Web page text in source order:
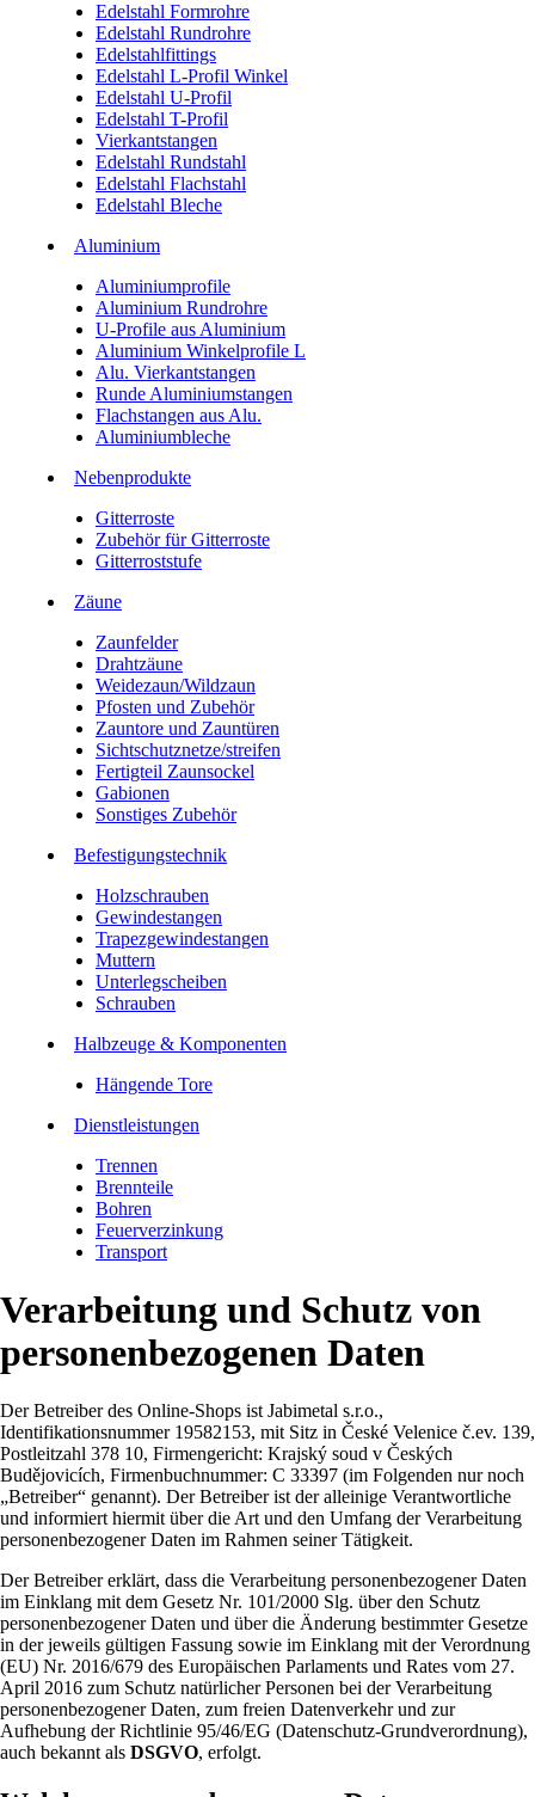
Edelstahl Formrohre
Edelstahl Rundrohre
Edelstahlfittings
Edelstahl L-Profil Winkel
Edelstahl U-Profil
Edelstahl T-Profil
Vierkantstangen
Edelstahl Rundstahl
Edelstahl Flachstahl
Edelstahl Bleche
Aluminium
Aluminiumprofile
Aluminium Rundrohre
U-Profile aus Aluminium
Aluminium Winkelprofile L
Alu. Vierkantstangen
Runde Aluminiumstangen
Flachstangen aus Alu.
Aluminiumbleche
Nebenprodukte
Gitterroste
Zubehör für Gitterroste
Gitterroststufe
Zäune
Zaunfelder
Drahtzäune
Weidezaun/Wildzaun
Pfosten und Zubehör
Zauntore und Zauntüren
Sichtschutznetze/streifen
Fertigteil Zaunsockel
Gabionen
Sonstiges Zubehör
Befesti­gungstechnik
Holzschrauben
Gewindestangen
Trapezgewindestangen
Muttern
Unterlegscheiben
Schrauben
Halbzeuge & Komponenten
Hängende Tore
Dienstleistungen
Trennen
Brennteile
Bohren
Feuerverzinkung
Transport
Verarbeitung und Schutz von
personenbezogenen Daten
Der Betreiber des Online-Shops ist Jabimetal s.r.o.,
Identifikationsnummer 19582153, mit Sitz in České Velenice č.ev. 139,
Postleitzahl 378 10, Firmengericht: Krajský soud v Českých
Budějovicích, Firmenbuchnummer: C 33397 (im Folgenden nur noch
„Betreiber“ genannt). Der Betreiber ist der alleinige Verantwortliche
und informiert hiermit über die Art und den Umfang der Verarbeitung
personenbezogener Daten im Rahmen seiner Tätigkeit.
Der Betreiber erklärt, dass die Verarbeitung personenbezogener Daten
im Einklang mit dem Gesetz Nr. 101/2000 Slg. über den Schutz
personenbezogener Daten und über die Änderung bestimmter Gesetze
in der jeweils gültigen Fassung sowie im Einklang mit der Verordnung
(EU) Nr. 2016/679 des Europäischen Parlaments und Rates vom 27.
April 2016 zum Schutz natürlicher Personen bei der Verarbeitung
personenbezogener Daten, zum freien Datenverkehr und zur
Aufhebung der Richtlinie 95/46/EG (Datenschutz-Grundverordnung),
auch bekannt als DSGVO, erfolgt.